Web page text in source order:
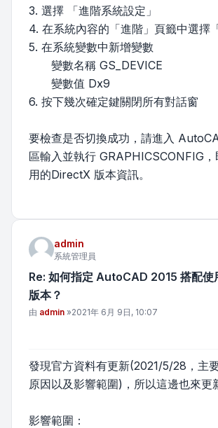
3. 選擇 「進階系統設定」
4. 在系統內容的「進階」頁籤中選擇
5. 在系統變數中新增變數
變數名稱 GS_DEVICE
變數值 Dx9
6. 按下幾次確定鍵關閉所有對話窗
要檢查是否切換成功，請進入
區輸入並執行 GRAPHICSCONFIG，
用的DirectX 版本資訊。
admin
系統管理員
Re: 如何指定 AutoCAD 2015 搭配
版本？
文章
由 admin »2021年 6月 9日, 10:07
發現官方資料有更新(2021/5/28，主
原因以及影響範圍)，所以這邊也來更
影響範圍：